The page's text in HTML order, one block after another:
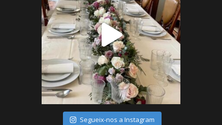
Segueix-nos a Instagram